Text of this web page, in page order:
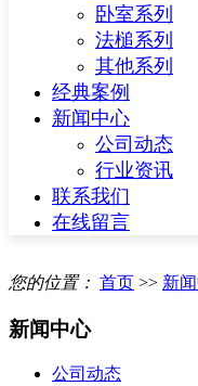
卧室系列
法槌系列
其他系列
经典案例
新闻中心
公司动态
行业资讯
联系我们
在线留言
您的位置： 首页 >> 新
新闻中心
公司动态